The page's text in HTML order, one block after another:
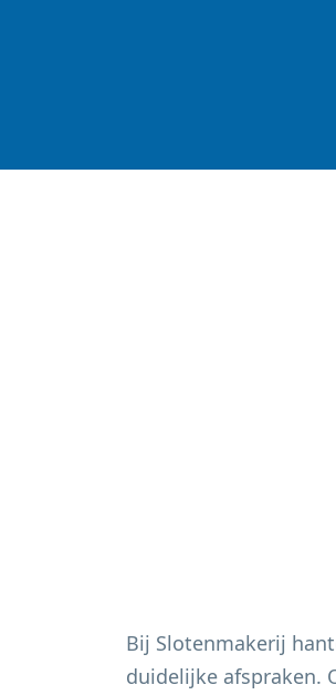
Bij Slotenmakerij
duidelijke afspraken.